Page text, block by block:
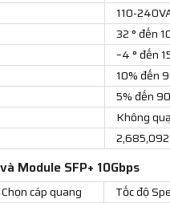
110-
32 ° đến
–4 ° đến
10% đến
5% đến
Không
2,685,092
Module SFP+ 10Gbps
Chọn cáp quang Tốc độ